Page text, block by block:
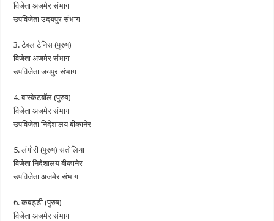
विजेता अजमेर संभाग
उपविजेता उदयपुर संभाग
3. टेबल टेनिस (पुरुष)
विजेता अजमेर संभाग
उपविजेता जयपुर संभाग
4. बास्केटबॉल (पुरुष)
विजेता अजमेर संभाग
उपविजेता निदेशालय बीकानेर
5. लंगोरी (पुरुष) सतोलिया
विजेता निदेशालय बीकानेर
उपविजेता अजमेर संभाग
6. कबड्डी (पुरुष)
विजेता अजमेर संभाग